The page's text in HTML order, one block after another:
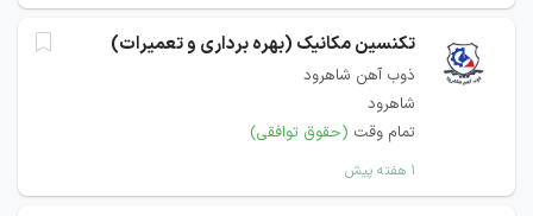
تکنسین مکانیک (بهره برداری و تعمیرات)
ذوب آهن شاهرود
شاهرود
تمام وقت (حقوق توافقی)
۱ هفته پیش